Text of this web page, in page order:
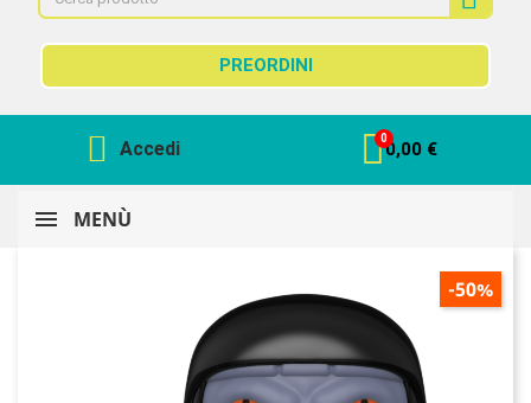
PREORDINI
Accedi 0,00 €
MENÙ
-50%